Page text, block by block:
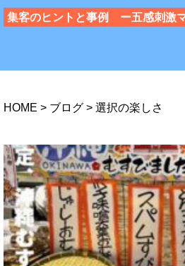
集客のヒントと事例 ー五感刺激
HOME > ブログ > 選択の楽しさ